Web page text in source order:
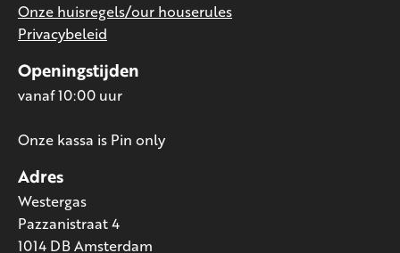
Adres
Westergas
Pazzanistraat 4
1014 DB Amsterdam
Openingstijden
vanaf 10:00 uur
Onze kassa is Pin only
Onze huisregels/our houserules
Privacybeleid